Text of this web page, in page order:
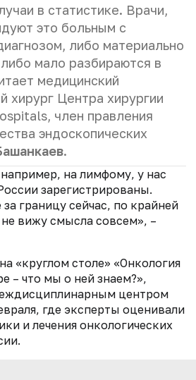
в статистике. Врачи,
это больным с
либо материально
мало разбираются в
медицинский
хирург Центра хирургии
член правления
эндоскопических
.
на лимфому, у нас
зарегистрированы.
границу сейчас, по крайней
вижу смысла совсем», –
«круглом столе» «Онкология
– что мы о ней знаем?»,
центром
где эксперты оценивали
и лечения онкологических